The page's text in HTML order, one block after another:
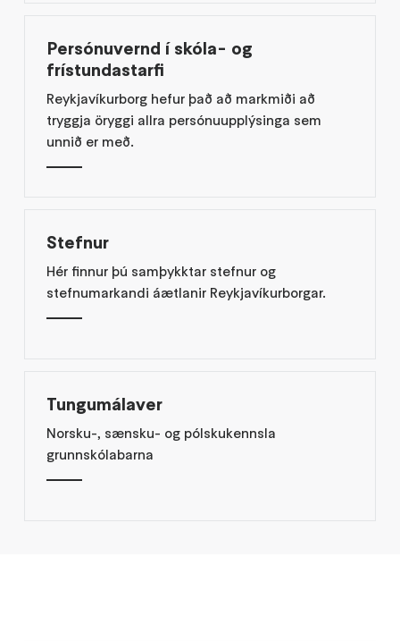
Persónuvernd í skóla- og
frístundastarfi
Reykjavíkurborg hefur það að markmiði að
tryggja öryggi allra persónuupplýsinga sem
unnið er með.
Stefnur
Hér finnur þú samþykktar stefnur og
stefnumarkandi áætlanir Reykjavíkurborgar.
Tungumálaver
Norsku-, sænsku- og pólskukennsla
grunnskólabarna